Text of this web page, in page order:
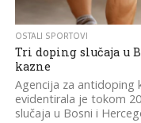
OSTALI SPORTOVI
Tri doping slučaja u
kazne
Agencija za antidoping
evidentirala je tokom
slučaja u Bosni i